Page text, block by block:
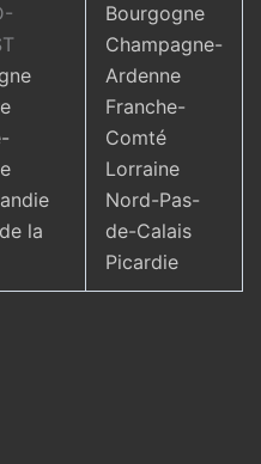
la
Bourgogne
Champagne-
Ardenne
Franche-
Comté
Lorraine
Nord-Pas-
de-Calais
Picardie